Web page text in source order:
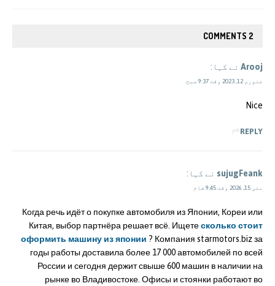
2 COMMENTS
Arooj نے کہا:
جنوری 12, 2023 وقت 9:37 صبح
Nice
REPLY
sujugFeank نے کہا:
مئی 15, 2026 وقت 9:45 شام
Когда речь идёт о покупке автомобиля из Японии, Кореи или
Китая, выбор партнёра решает всё. Ищетесколько стоит
оформить машину из японии ? Компания starmotors.biz за
годы работы доставила более 17 000 автомобилей по всей
России и сегодня держит свыше 600 машин в наличии на
рынке во Владивостоке. Офисы и стоянки работают во